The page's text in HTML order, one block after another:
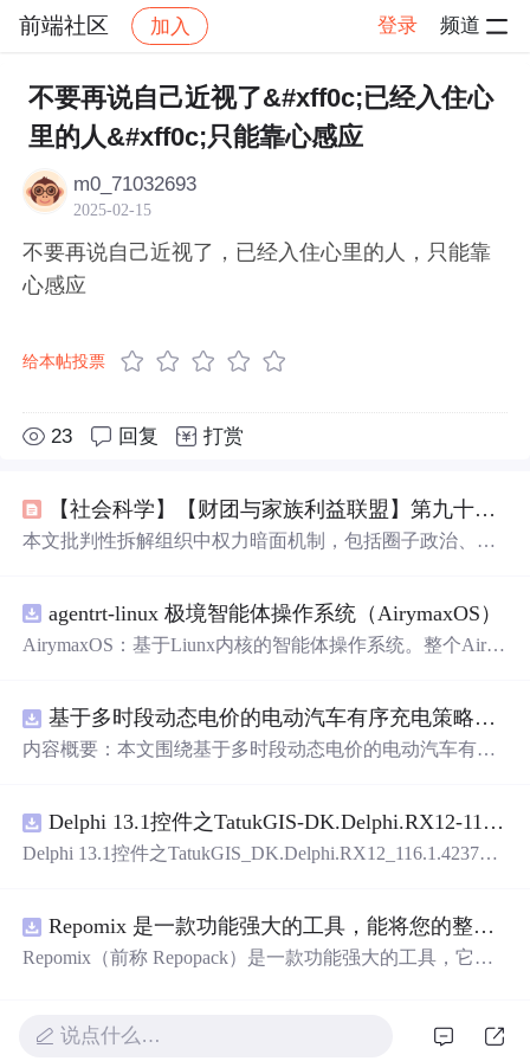
前端社区 加入 登录 频道
社区 前端社区 感慨 帖子详情
不要再说自己近视了&#xff0c;已经入住心
里的人&#xff0c;只能靠心感应
m0_71032693
2025-02-15
不要再说自己近视了，已经入住心里的人，只能靠
心感应
给本帖投票
23 回复 打赏
【社会科学】【财团与家族利益联盟】第九十九篇 管理层驾驭人和驾驭人性和拜码头和构建利益同盟（包含互相联姻构建家族）和设置阶层障碍和壁垒的手段和规则和行为和话术列表01
本文批判性拆解组织中权力暗面机制，包括圈子政治、阶
责断裂、信息与制裁权集中是其前提，并提出决策委员会
化、信息开放化、奖惩公式化、关键岗轮换化等合规反制
agentrt-linux 极境智能体操作系统（AirymaxOS）
AirymaxOS：基于Liunx内核的智能体操作系统。整个Airy
度更快，运行更稳定。
基于多时段动态电价的电动汽车有序充电策略优化（Matlab代码实现）
内容概要：本文围绕基于多时段动态电价的电动汽车有序
降低用户充电成本。文中系统设计了多时段电价模型，深
入分析其对电动汽车充电需求的引导机制，构建了兼顾经
曲线，验证了该策略在削峰填谷、提升可再生能源消纳能
力以及实现电网与用户双赢方面的有效性。研究进一步考
虑了用户响应行为的不确定性，增强了模型在实际应用中
识和Matlab编程能力，从事新能源、智能电网、电动汽车
等相关领域研究的研究生、科研人员及工程技术人员。; 使
Delphi 13.1控件之TatukGIS-DK.Delphi.RX12-116.1.42371.exe.zip
Delphi 13.1控件之TatukGIS_DK.Delphi.RX12_116.1.42371.e
Repomix 是一款功能强大的工具，能将您的整个代码库打包成单个 AI 友好型文件
Repomix（前称 Repopack）是一款功能强大的工具，它能
他人工智能工具，如Claude、ChatGPT、DeepSeek、Perple
说点什么…